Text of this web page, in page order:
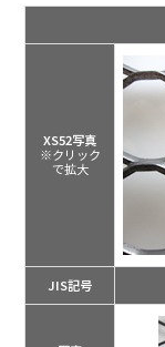
XS52写真
※クリック
で拡大
JIS記号